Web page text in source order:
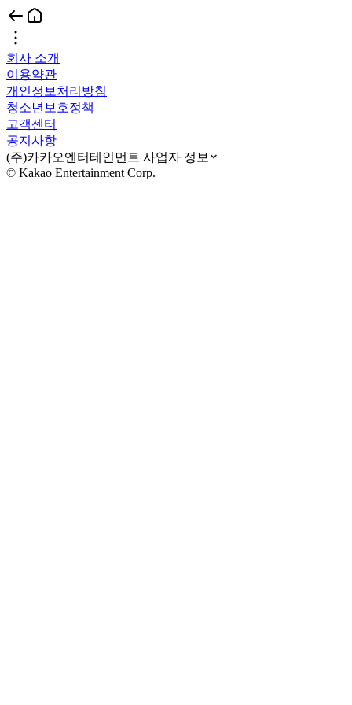
회사 소개
이용약관
개인정보처리방침
청소년보호정책
고객센터
공지사항
(주)카카오엔터테인먼트 사업자 정보
© Kakao Entertainment Corp.